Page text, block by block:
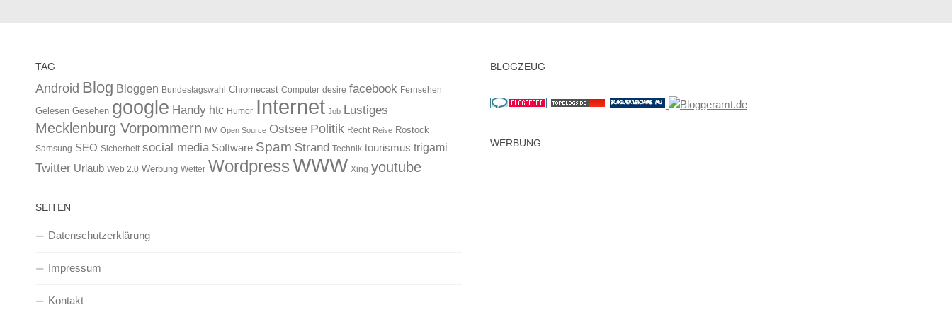
TAG
Android Blog Bloggen Bundestagswahl Chromecast Computer desire facebook Fernsehen
Gelesen Gesehen google Handy htc Humor Internet Job Lustiges
Mecklenburg Vorpommern MV Open Source Ostsee Politik Recht Reise Rostock
Samsung SEO Sicherheit social media Software Spam Strand Technik tourismus trigami
Twitter Urlaub Web 2.0 Werbung Wetter WordpressWWW Xing youtube
SEITEN
Datenschutzerklärung
Impressum
Kontakt
BLOGZEUG
WERBUNG